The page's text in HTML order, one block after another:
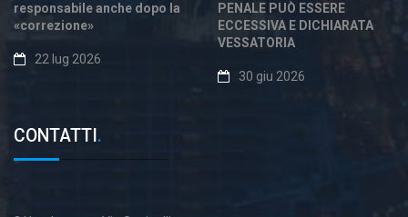
responsabile anche dopo la
«correzione»
22 lug 2026
PENALE PUÒ ESSERE
ECCESSIVA E DICHIARATA
VESSATORIA
30 giu 2026
CONTATTI .